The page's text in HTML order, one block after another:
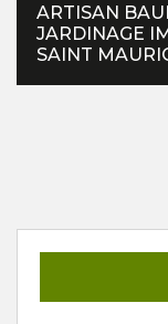
ARTISAN
JARDINAGE
SAINT